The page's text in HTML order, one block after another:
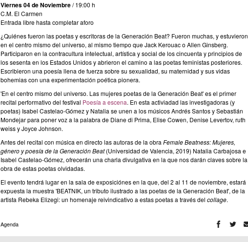
Viernes 04 de Noviembre/ 19:00 h
C.M. El Carmen
Entrada libre hasta completar aforo
¿Quiénes fueron las poetas y escritoras de la Generación Beat? Fueron muchas, y estuvieron
en el centro mismo del universo, al mismo tiempo que Jack Kerouac o Allen Ginsberg.
Participaron en la contracultura intelectual, artística y social de los cincuenta y principios de
los sesenta en los Estados Unidos y abrieron el camino a las poetas feministas posteriores.
Escribieron una poesía llena de fuerza sobre su sexualidad, su maternidad y sus vidas
bohemias con una experimentación poética pionera.
'En el centro mismo del universo. Las mujeres poetas de la Generación Beat' es el primer
recital performativo del festival Poesía a escena. En esta activiadad las investigadoras (y
poetas) Isabel Castelao-Gómez y Natalia se unen a los músicos Andrés Santos y Sebastián
Mondejar para poner voz a la palabra de Diane di Prima, Elise Cowen, Denise Levertov, ruth
weiss y Joyce Johnson.
Antes del recital con música en directo las autoras de la obra Female Beatness: Mujeres,
género y poesía de la Generación Beat(Universidad de Valencia, 2019) Natalia Carbajosa e
Isabel Castelao-Gómez, ofrecerán una charla divulgativa en la que nos darán claves sobre la
obra de estas poetas olvidadas.
El evento tendrá lugar en la sala de exposiciónes en la que, del 2 al 11 de noviembre, estará
expuesta la muestra 'BEATNIK, un tributo ilustrado a las poetas de la Generación Beat', de la
artista Rebeka Elizegi: un homenaje reivindicativo a estas poetas a través del collage.
Agenda